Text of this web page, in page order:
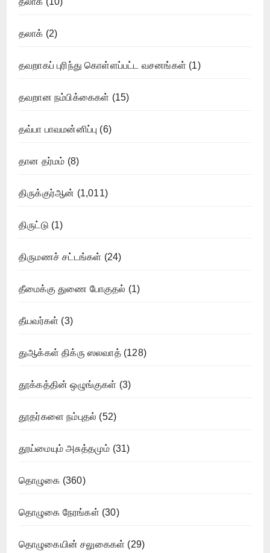
தலாக் (2)
தவறாகப் புரிந்து கொள்ளப்பட்ட வசனங்கள் (1)
தவறான நம்பிக்கைகள் (15)
தவ்பா பாவமன்னிப்பு (6)
தான தர்மம் (8)
திருக்குர்ஆன் (1,011)
திருட்டு (1)
திருமணச் சட்டங்கள் (24)
தீமைக்கு துணை போகுதல் (1)
தீயவர்கள் (3)
துஆக்கள் திக்ரு ஸலவாத்(128)
தூக்கத்தின் ஒழுங்குகள் (3)
தூதர்களை நம்புதல் (52)
தூய்மையும் அசுத்தமும் (31)
தொழுகை (360)
தொழுகை நேரங்கள் (30)
தொழுகையின் சலுகைகள் (29)